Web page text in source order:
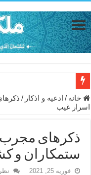
دعای مجرب برای رفع
دعا برای عاشق شدن طرف
دعای حفظ جان عزیزان از
انواع ذکرهای الهی و
دعای روزی و رفع فقر –
خانه / ادعيه و اذكار /
اسرار غیب
ذکرهای
ستمکاران و
فوریه 25, 2021